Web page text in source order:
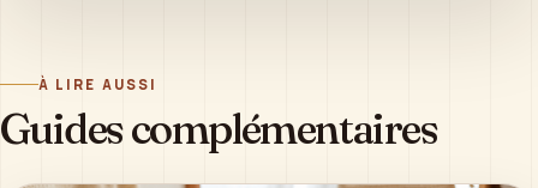
À LIRE AUSSI
Guides complémentaires